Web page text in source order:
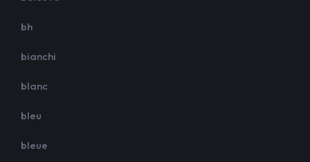
bh
bianchi
blanc
bleu
bleue